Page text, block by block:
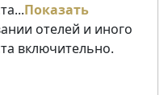
Показать
отелей и иного
включительно.